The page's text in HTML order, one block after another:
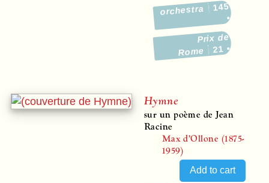
orchestra 145
Prix de
Rome 21
Hymne
sur un poème de Jean
Racine
Max d’Ollone (1875-
1959)